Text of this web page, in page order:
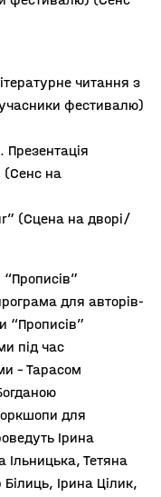
читання з
фестивалю)
(Сенс на
(Сцена на дворі/
для авторів-
“Прописів”
під час
– Тарасом
для
Ірина
Тетяна
Ірина Цілик,